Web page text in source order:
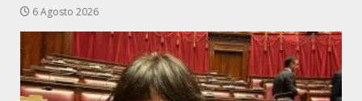
6 Agosto 2026